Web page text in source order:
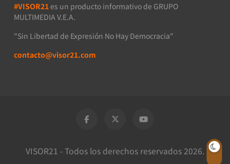
#VISOR21 es un producto informativo de GRUPO
MULTIMEDIA V.E.A.
"Sin Libertad de Expresión No Hay Democracia"
contacto@visor21.com
VISOR21 - Todos los derechos reservados 2026.